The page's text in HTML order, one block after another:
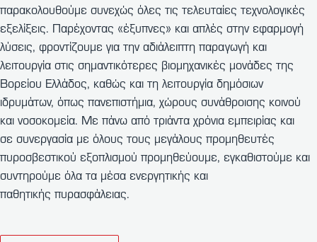
παρακολουθούμε συνεχώς όλες τις τελευταίες τεχνολογικές
εξελίξεις. Παρέχοντας «έξυπνες» και απλές στην εφαρμογή
λύσεις, φροντίζουμε για την αδιάλειπτη παραγωγή και
λειτουργία στις σημαντικότερες βιομηχανικές μονάδες της
Βορείου Ελλάδος, καθώς και τη λειτουργία δημόσιων
ιδρυμάτων, όπως πανεπιστήμια, χώρους συνάθροισης κοινού
και νοσοκομεία. Με πάνω από τριάντα χρόνια εμπειρίας και
σε συνεργασία με όλους τους μεγάλους προμηθευτές
πυροσβεστικού εξοπλισμού προμηθεύουμε, εγκαθιστούμε και
συντηρούμε όλα τα μέσα ενεργητικής και
παθητικής πυρασφάλειας.